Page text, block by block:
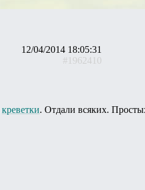
12/04/2014 18:05:31
#1962410
креветки. Отдали всяких.